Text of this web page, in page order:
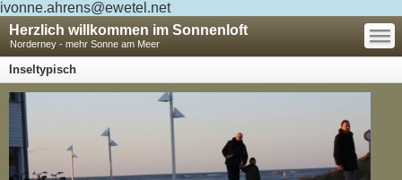
ivonne.ahrens@ewetel.net
Herzlich willkommen im Sonnenloft
Norderney - mehr Sonne am Meer
—
—
—
Inseltypisch